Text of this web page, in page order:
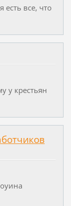
есть все, что
у крестьян